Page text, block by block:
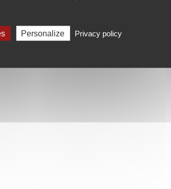
Classrooms
Personalize Privacy policy